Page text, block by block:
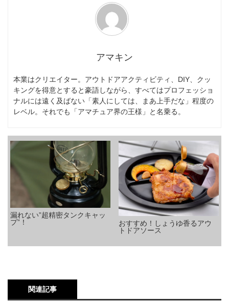
アマキン
本業はクリエイター。アウトドアアクティビティ、DIY、クッ
キングを得意とすると豪語しながら、すべてはプロフェッショ
ナルには遠く及ばない「素人にしては、まあ上手だな」程度の
レベル。それでも「アマチュア界の王様」と名乗る。
漏れない”超精密タンクキャッ
プ”！
おすすめ！しょうゆ香るアウ
トドアソース
関連記事